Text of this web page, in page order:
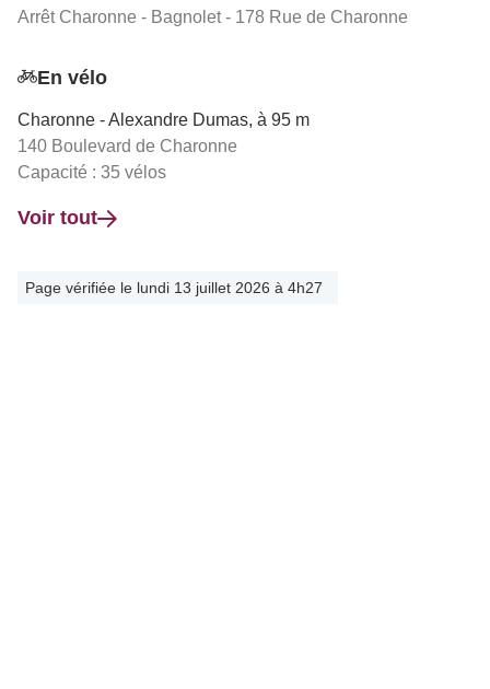
Arrêt Charonne - Bagnolet - 178 Rue de Charonne
En vélo
Charonne - Alexandre Dumas, à 95 m
140 Boulevard de Charonne
Capacité : 35 vélos
Voir tout
Page vérifiée le lundi 13 juillet 2026 à 4h27